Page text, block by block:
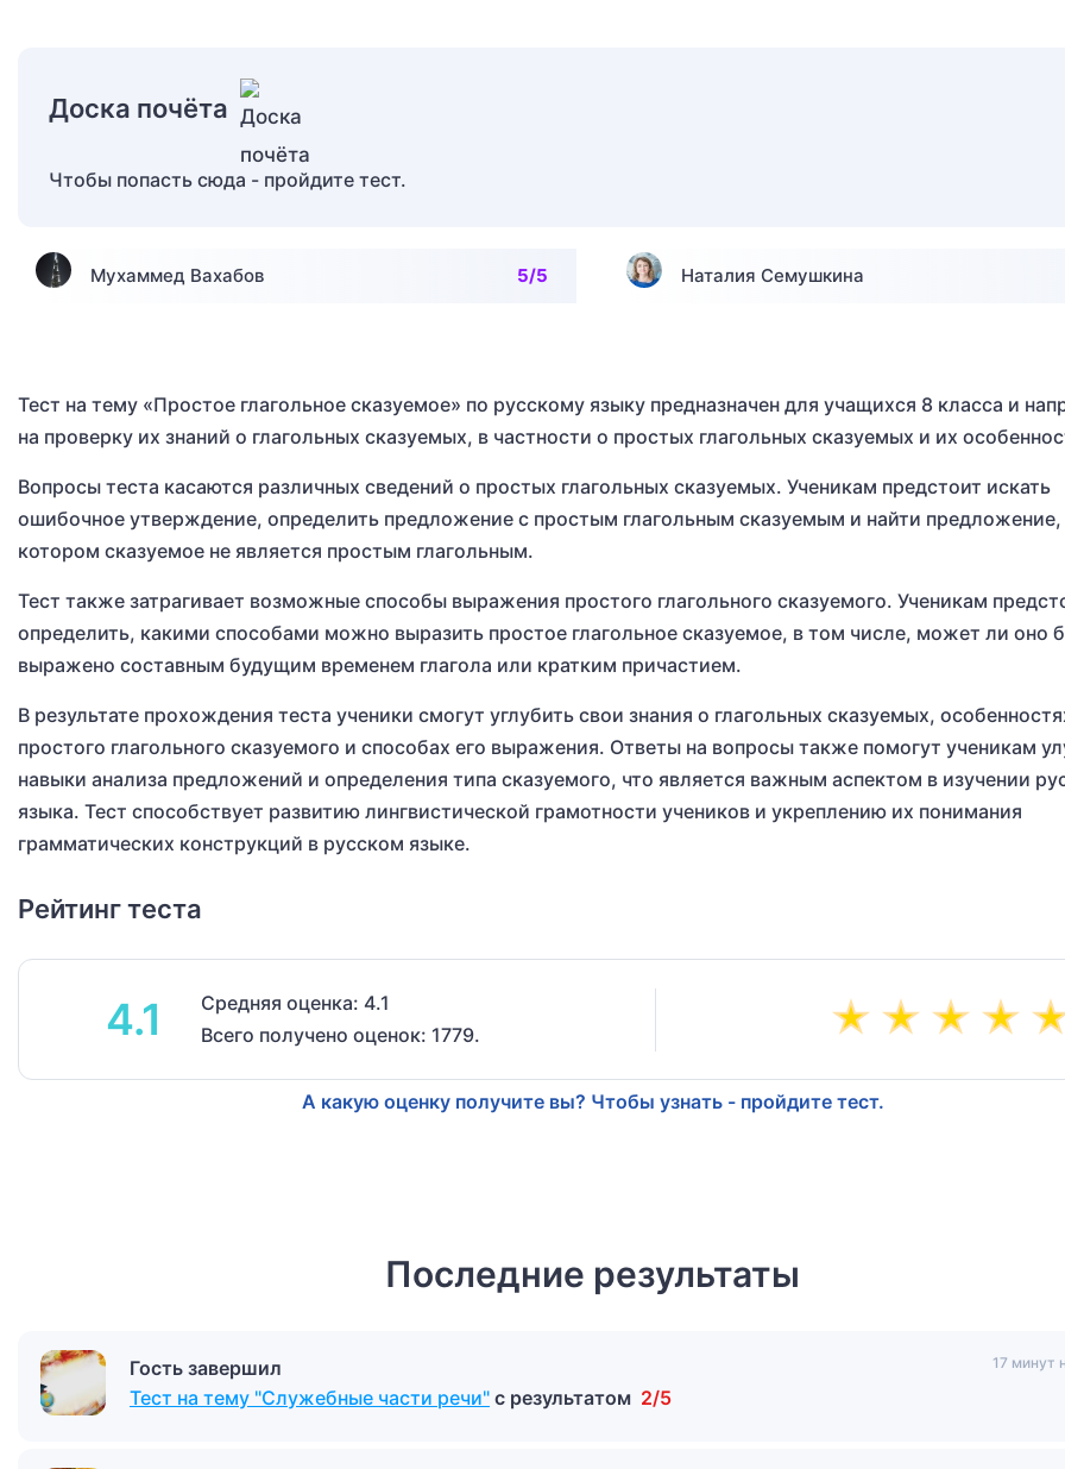
Доска почёта
Чтобы попасть сюда - пройдите тест.
Мухаммед Вахабов 5/5 Наталия Семушкина
Тест на тему «Простое глагольное сказуемое» по русскому языку предназначен для учащихся 8 класса и
на проверку их знаний о глагольных сказуемых, в частности о простых глагольных сказуемых и их
Вопросы теста касаются различных сведений о простых глагольных сказуемых. Ученикам предстоит искать
ошибочное утверждение, определить предложение с простым глагольным сказуемым и найти предложение,
котором сказуемое не является простым глагольным.
Тест также затрагивает возможные способы выражения простого глагольного сказуемого. Ученикам
определить, какими способами можно выразить простое глагольное сказуемое, в том числе, может ли оно
выражено составным будущим временем глагола или кратким причастием.
В результате прохождения теста ученики смогут углубить свои знания о глагольных сказуемых,
простого глагольного сказуемого и способах его выражения. Ответы на вопросы также помогут ученикам
навыки анализа предложений и определения типа сказуемого, что является важным аспектом в изучении
языка. Тест способствует развитию лингвистической грамотности учеников и укреплению их понимания
грамматических конструкций в русском языке.
Рейтинг теста
4.1
Средняя оценка: 4.1
Всего получено оценок: 1779.
А какую оценку получите вы? Чтобы узнать - пройдите тест.
Последние результаты
Гость завершил
Тест на тему "Служебные части речи" с результатом 2/5
17 минут